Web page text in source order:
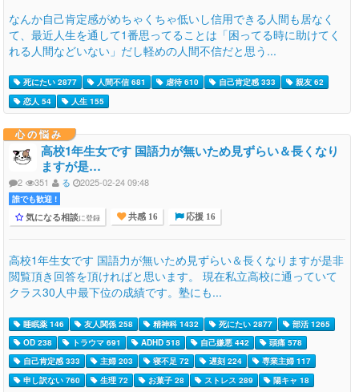
なんか自己肯定感がめちゃくちゃ低いし信用できる人間も居なく
て、最近人生を通して1番思ってることは「困ってる時に助けてく
れる人間などいない」だし軽めの人間不信だと思う...
死にたい 2877 人間不信 681 虐待 610 自己肯定感 333
親友 62
恋人 54
人生 155
心の悩み
高校1年生女です 国語力が無いため見ずらい＆長くなり
ますが是…
2 351 る 2025-02-24 09:48
誰でも歓迎 !
気になる相談に登録 共感 16 応援 16
高校1年生女です 国語力が無いため見ずらい＆長くなりますが是非
閲覧頂き回答を頂ければと思います。 現在私立高校に通っていて
クラス30人中最下位の成績です。塾にも...
睡眠薬 146 友人関係 258 精神科 1432 死にたい 2877
部活 1265
OD 238
トラウマ 691 ADHD 518 自己嫌悪 442
頭痛 578
自己肯定感 333
主婦 203 寝不足 72 遅刻 224
専業主婦 117
申し訳ない 760
生理 72 お菓子 28 ストレス 289
陽キャ 18